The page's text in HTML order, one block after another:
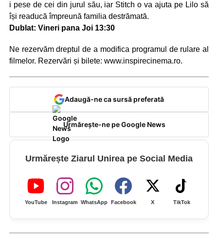
i pese de cei din jurul său, iar Stitch o va ajuta pe Lilo să
își readucă împreună familia destrămată.
Dublat: Vineri pana Joi 13:30
Ne rezervăm dreptul de a modifica programul de rulare al
filmelor. Rezervări și bilete: www.inspirecinema.ro.
Adaugă-ne ca sursă preferată
Urmărește-ne pe Google News
Urmărește Ziarul Unirea pe Social Media
YouTube Instagram WhatsApp Facebook X TikTok